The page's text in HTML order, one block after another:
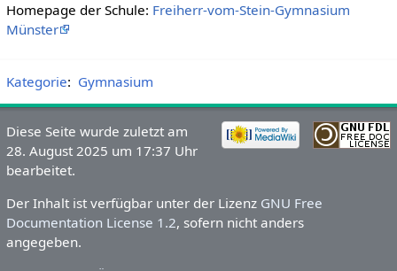
Homepage der Schule: Freiherr-vom-Stein-Gymnasium
Münster
Kategorie: Gymnasium
Diese Seite wurde zuletzt am
28. August 2025 um 17:37 Uhr
bearbeitet.
Der Inhalt ist verfügbar unter der Lizenz GNU Free
Documentation License 1.2, sofern nicht anders
angegeben.